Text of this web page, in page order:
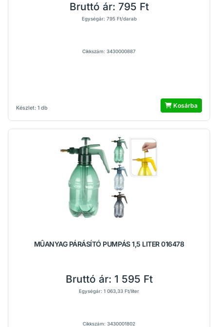
Készlet: 1 db
Bruttó ár: 795 Ft
Egységár: 795 Ft/darab
Cikkszám: 3430000887
Kosárba
MÛANYAG PÁRÁSÍTÓ PUMPÁS 1,5 LITER 016478
Bruttó ár: 1 595 Ft
Egységár: 1 063,33 Ft/liter
Cikkszám: 3430001802